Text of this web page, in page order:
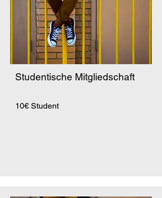
Studentische Mitgliedschaft
10€ Student